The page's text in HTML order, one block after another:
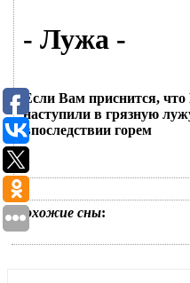
- Лужа -
Если Вам приснится,
наступили в грязную
впоследствии горем
Похожие сны: